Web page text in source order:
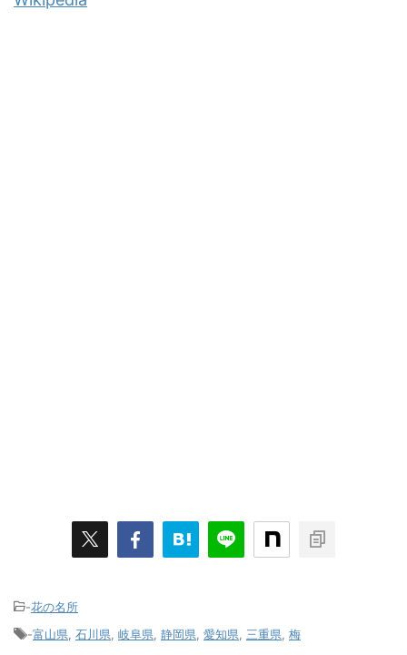
-花の名所
-富山県 石川県 岐阜県 静岡県 愛知県 三重県 梅